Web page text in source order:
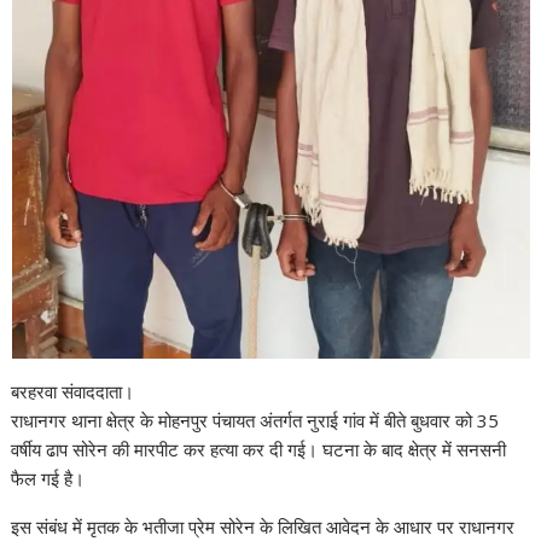
बरहरवा संवाददाता।
राधानगर थाना क्षेत्र के मोहनपुर पंचायत अंतर्गत नुराई गांव में बीते बुधवार को 35
वर्षीय ढाप सोरेन की मारपीट कर हत्या कर दी गई। घटना के बाद क्षेत्र में सनसनी
फैल गई है।
इस संबंध में मृतक के भतीजा प्रेम सोरेन के लिखित आवेदन के आधार पर राधानगर